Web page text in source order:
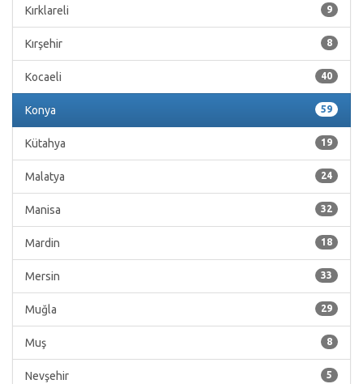
9
Kırklareli
8
Kırşehir
40
Kocaeli
59
Konya
19
Kütahya
24
Malatya
32
Manisa
18
Mardin
33
Mersin
29
Muğla
8
Muş
5
Nevşehir